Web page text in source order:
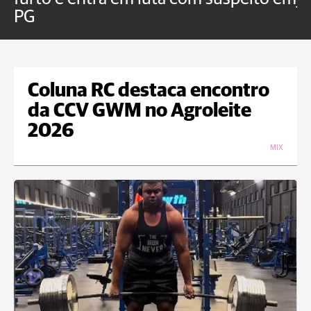
PG
Coluna RC destaca encontro
da CCV GWM no Agroleite
2026
MIX